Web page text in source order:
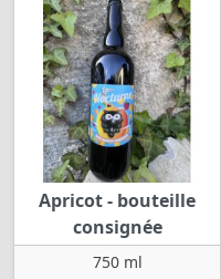
Apricot - bouteille
consignée
750 ml